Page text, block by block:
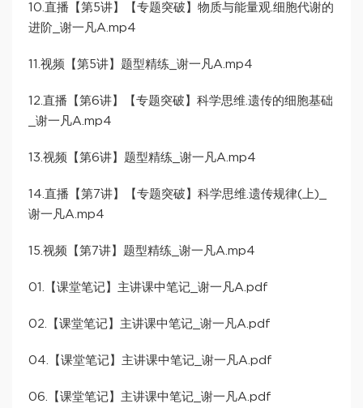
10.直播【第5讲】【专题突破】物质与能量观.细胞代谢的
进阶_谢一凡A.mp4
11.视频【第5讲】题型精练_谢一凡A.mp4
12.直播【第6讲】【专题突破】科学思维.遗传的细胞基础
_谢一凡A.mp4
13.视频【第6讲】题型精练_谢一凡A.mp4
14.直播【第7讲】【专题突破】科学思维.遗传规律(上)_
谢一凡A.mp4
15.视频【第7讲】题型精练_谢一凡A.mp4
01.【课堂笔记】主讲课中笔记_谢一凡A.pdf
02.【课堂笔记】主讲课中笔记_谢一凡A.pdf
04.【课堂笔记】主讲课中笔记_谢一凡A.pdf
06.【课堂笔记】主讲课中笔记_谢一凡A.pdf